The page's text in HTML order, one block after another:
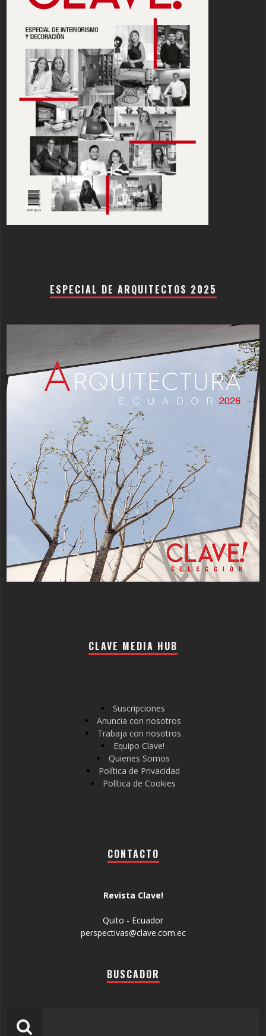
ESPECIAL DE ARQUITECTOS 2025
CLAVE MEDIA HUB
Suscripciones
Anuncia con nosotros
Trabaja con nosotros
Equipo Clave!
Quienes Somos
Política de Privacidad
Política de Cookies
CONTACTO
Revista Clave!
Quito - Ecuador
perspectivas@clave.com.ec
BUSCADOR